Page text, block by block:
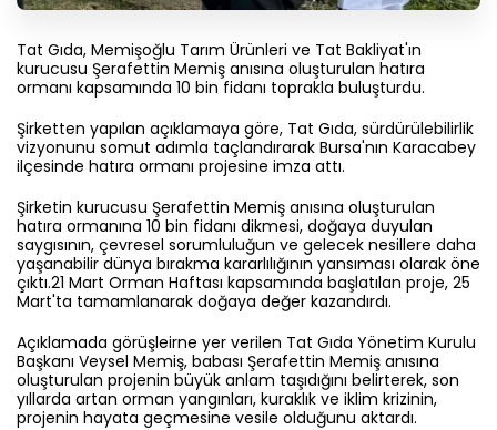
Tat Gıda, Memişoğlu Tarım Ürünleri ve Tat Bakliyat'ın
kurucusu Şerafettin Memiş anısına oluşturulan hatıra
ormanı kapsamında 10 bin fidanı toprakla buluşturdu.
Şirketten yapılan açıklamaya göre, Tat Gıda, sürdürülebilirlik
vizyonunu somut adımla taçlandırarak Bursa'nın Karacabey
ilçesinde hatıra ormanı projesine imza attı.
Şirketin kurucusu Şerafettin Memiş anısına oluşturulan
hatıra ormanına 10 bin fidanı dikmesi, doğaya duyulan
saygısının, çevresel sorumluluğun ve gelecek nesillere daha
yaşanabilir dünya bırakma kararlılığının yansıması olarak öne
çıktı.21 Mart Orman Haftası kapsamında başlatılan proje, 25
Mart'ta tamamlanarak doğaya değer kazandırdı.
Açıklamada görüşleirne yer verilen Tat Gıda Yönetim Kurulu
Başkanı Veysel Memiş, babası Şerafettin Memiş anısına
oluşturulan projenin büyük anlam taşıdığını belirterek, son
yıllarda artan orman yangınları, kuraklık ve iklim krizinin,
projenin hayata geçmesine vesile olduğunu aktardı.